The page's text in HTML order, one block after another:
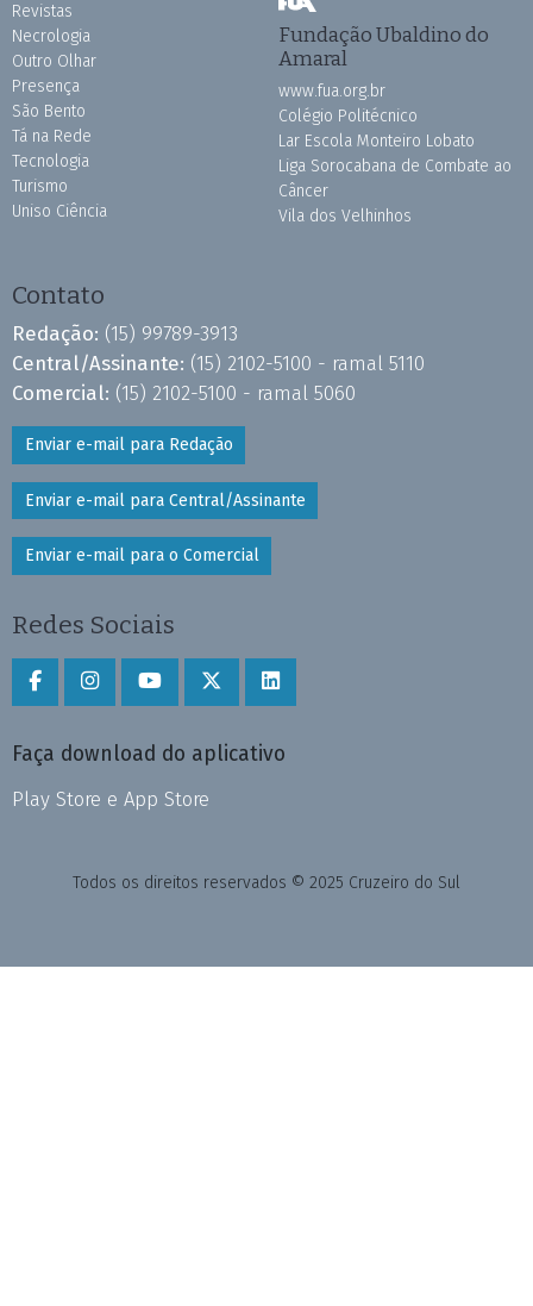
Revistas
Necrologia
Outro Olhar
Presença
São Bento
Tá na Rede
Tecnologia
Turismo
Uniso Ciência
Fundação Ubaldino do
Amaral
www.fua.org.br
Colégio Politécnico
Lar Escola Monteiro Lobato
Liga Sorocabana de Combate ao
Câncer
Vila dos Velhinhos
Contato
Redação: (15) 99789-3913
Central/Assinante: (15) 2102-5100 - ramal 5110
Comercial: (15) 2102-5100 - ramal 5060
Enviar e-mail para Redação
Enviar e-mail para Central/Assinante
Enviar e-mail para o Comercial
Redes Sociais
Faça download do aplicativo
Play Store e App Store
Todos os direitos reservados © 2025 Cruzeiro do Sul